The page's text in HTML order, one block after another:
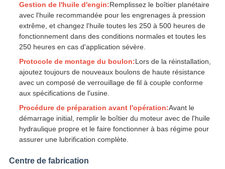
Gestion de l'huile d'engin:Remplissez le boîtier planétaire
avec l'huile recommandée pour les engrenages à pression
extrême, et changez l'huile toutes les 250 à 500 heures de
fonctionnement dans des conditions normales et toutes les
250 heures en cas d'application sévère.
Protocole de montage du boulon:Lors de la réinstallation,
ajoutez toujours de nouveaux boulons de haute résistance
avec un composé de verrouillage de fil à couple conforme
aux spécifications de l'usine.
Procédure de préparation avant l'opération:Avant le
démarrage initial, remplir le boîtier du moteur avec de l'huile
hydraulique propre et le faire fonctionner à bas régime pour
assurer une lubrification complète.
Centre de fabrication